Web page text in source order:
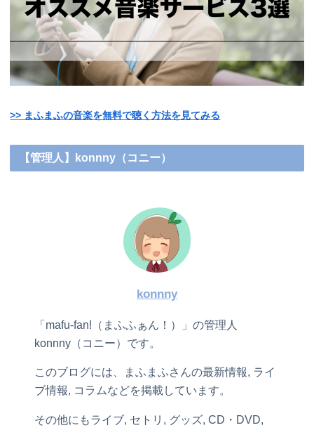
>> まふまふの音楽を無料で聴く方法を見てみる
【管理人】konnny（コニー）
konnny
「mafu-fan!（まふふぁん！）」の管理人
konnny（コニー）です。
このブログには、まふまふさんの最新情報, ライ
ブ情報, コラムなどを掲載しています。
その他にもライブ, セトリ, グッズ, CD・DVD,